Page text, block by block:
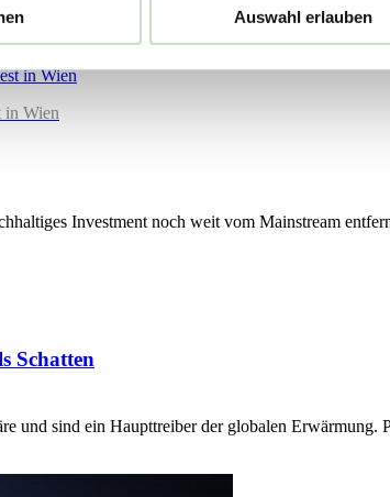
Auswahl erlauben
für die drei nachhaltigen Publikumsfonds der
in Wien
Investment noch weit vom Mainstream
Schatten
und sind ein Haupttreiber der globalen